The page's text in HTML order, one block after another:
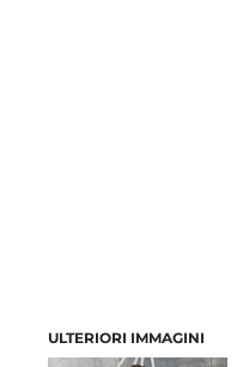
ULTERIORI IMMAGINI